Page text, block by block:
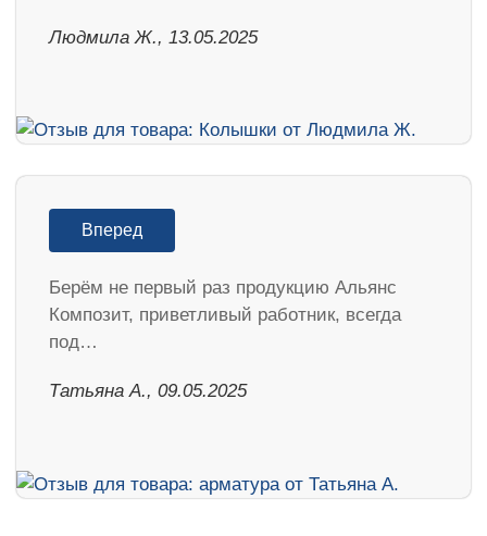
Людмила Ж., 13.05.2025
Вперед
Берём не первый раз продукцию Альянс
Композит, приветливый работник, всегда
под…
Татьяна А., 09.05.2025